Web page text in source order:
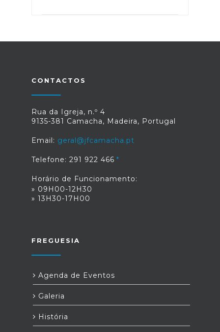
CONTACTOS
Rua da Igreja, n.º 4
9135-381 Camacha, Madeira, Portugal
Email: geral@jfcamacha.pt
Telefone: 291 922 466
Horário de Funcionamento:
» 09H00-12H30
» 13H30-17H00
FREGUESIA
Agenda de Eventos
Galeria
História